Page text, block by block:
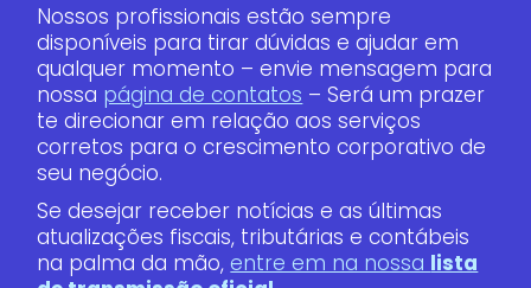
Nossos profissionais estão sempre
disponíveis para tirar dúvidas e ajudar em
qualquer momento – envie mensagem para
nossa página de contatos – Será um prazer
te direcionar em relação aos serviços
corretos para o crescimento corporativo de
seu negócio.
Se desejar receber notícias e as últimas
atualizações fiscais, tributárias e contábeis
na palma da mão,entre em na nossa lista